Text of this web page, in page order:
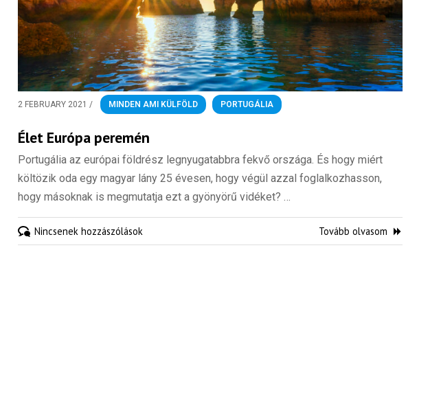
2 FEBRUARY 2021 / MINDEN AMI KÜLFÖLD , PORTUGÁLIA
Élet Európa peremén
Portugália az európai földrész legnyugatabbra fekvő országa. És hogy miért
költözik oda egy magyar lány 25 évesen, hogy végül azzal foglalkozhasson,
hogy másoknak is megmutatja ezt a gyönyörű vidéket? …
Nincsenek hozzászólások Tovább olvasom